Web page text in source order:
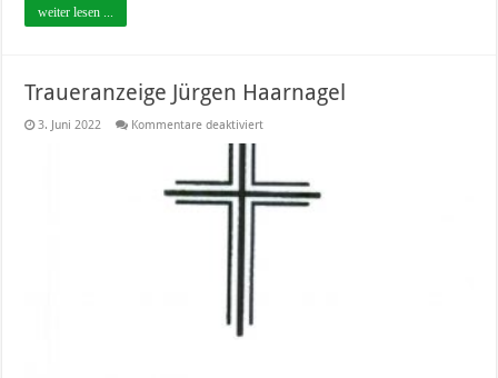
weiter lesen ...
Traueranzeige Jürgen Haarnagel
3. Juni 2022 Kommentare deaktiviertfür